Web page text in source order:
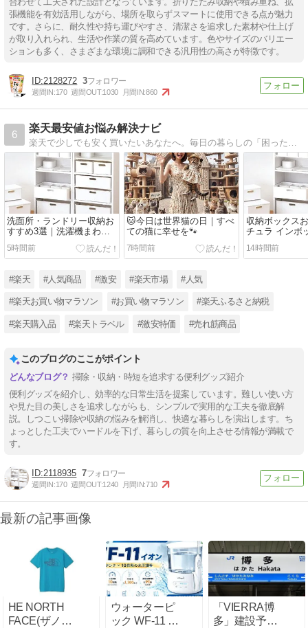
張機能を有効活用しながら、場所を取らずスマートに使用できる点が魅力
です。さらに、耐久性や持ち運びやすさ、清潔さを追求した素材や仕上げ
が取り入れられ、生活や作業の質を高めています。色やサイズのバリエー
ションも多く、さまざまな環境に調和できる汎用性の高さが特徴です。
2128272 3
週間IN:170 週間OUT:1030 月間IN:860
6
楽天最安値お悩み解決ナビ
楽天で少しでも安く買いたいあなたへ。毎日の暮らしの「困った」を最安値情報でスッキリ解決！賢く買って、暮らしをラクに。お得生活をサポートする最安値ナビブログです。
洗面所・ランドリー収納お
すすめ3選｜洗濯機まわり
をすっきり整える収納ボッ
クス＆ランドリーラック
5時間前
🐱今日は世界猫の日｜すべ
ての猫に幸せを🐾
7時間前
収納ボックス
チュラ インボ
ゃつく小物を
納！
14時間前
#楽天 #人気商品 #激安 #楽天市場 #人気
#楽天お買い物マラソン #お買い物マラソン #楽天ふるさと納税
#楽天購入品 #楽天トラベル #激安特価 #売れ筋商品
このブログのここがポイント
掃除・収納・時短を追求する便利グッズ紹介
便利グッズを紹介し、効率的な日常生活を提案しています。難しい使い方
や見た目の美しさを追求しながらも、シンプルで実用的な工夫を徹底解
説。しつこい掃除や収納の悩みを解消し、快適な暮らしを演出します。ち
ょっとした工夫でハードルを下げ、暮らしの質を向上させる情報が満載で
す。
2118935 7
週間IN:170 週間OUT:1240 月間IN:710
最新の記事画像
HE NORTH
FACE(ザノー
ウォーターピ
ック WF-11 イ
「VIERRA博
多」建設予定